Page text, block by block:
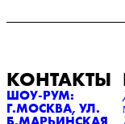
КОНТАКТЫ
ШОУ-РУМ:
Г.МОСКВА, УЛ.